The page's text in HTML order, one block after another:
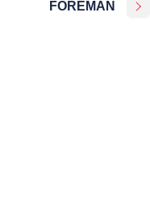
FOREMAN